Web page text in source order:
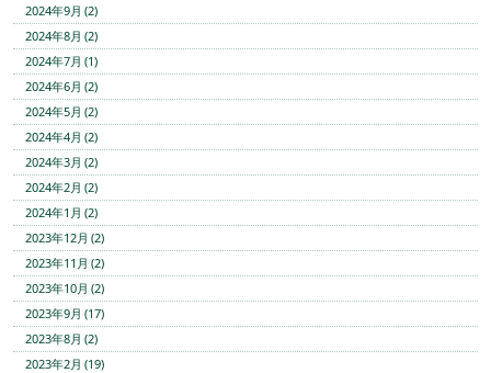
2024年9月 (2)
2024年8月 (2)
2024年7月 (1)
2024年6月 (2)
2024年5月 (2)
2024年4月 (2)
2024年3月 (2)
2024年2月 (2)
2024年1月 (2)
2023年12月 (2)
2023年11月 (2)
2023年10月 (2)
2023年9月 (17)
2023年8月 (2)
2023年2月 (19)